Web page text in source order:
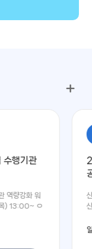
워
ㅇ
홍보 안
2024
산업통상자원부 공고 제2024-308호 2024년 지역산업 균형발전 유공 포상계획 공고 「2024년도 지역산업 균형발전 유공 포상계획」을 다음과 같이 공고하오니 많은 관심과 신청(추천)을 바랍니다.2024년 4월 9일산업통상자원부장관 1. 추진 목적 ㅇ 지역산업진흥, 산업단지발전, 지역균형발전에 기여한 유공자를 발굴·포상하여 관련 종사자의 사기 진작 및 자긍심을 고취하고, 지역산업과 지역균형발전의 중요성에 대한 국민적 공감대 형성 2. 포상 개요 가. 포상부문 : 3개 부문(지역산업진흥, 산업단지발전, 균형발전사업평가) 나. 포상시기 : 3개 부문별 주요행사 시 포상 ㅇ 지역산업진흥 : 대한민국 지방시대 엑스포 행사(’24.10월 말) ㅇ 산업단지발전 : 산업단지의 날 및 대한민국 산업단지 60주년 기념행사(’24.9월 초) ㅇ 균형발전사업평가 : 대한민국 지방시대 엑스포 행사(’24.10월 말) 다. 포상규모(안) : 정부포상 37점, 산업통상자원부장관표창 88점 내외포상부문훈장포장대통령표창국무총리표창장관표창합계지역산업진흥12883554산업단지발전33465066균형발전사업평가 1135합 계45131588125 ※ 정부포상(국무총리표창 이상) 규모는 행정안전부 협의결과에 따라 변동될 수 있음 라. 포상부문별 후보자 요건 부문포상 후보자 요건 지역산업 진흥- 기업의 경영혁신, 첨단산업 등 기술개발(논문, 특허 등), 정부사업 참여 등을 통해 매출 확대, 일자리 창출, 인력 양성 등 지역산업의 경쟁력 강화에 기여한 자 - 기업의 지역투자 확대(신·증설, 지방이전 등)를 통한 생산력 증대, 고용 창출 등 지역경제 활성화 및 투자 제도‧환경 개선을 통한 투자 활성화에 기여한 자 - 지역혁신클러스터 육성, 스마트특성화 사업, 지역협력 혁신성장 사업, 일자리지원 사업 등 정부 사업에 참여하여 성과 창출에 기여한 자 - 지역산업‧균형발전 정책(사업) 수립, 제도 개선, 규제 완화, 지역사업의 발굴·육성, 지역사업 수행 및 지원 등을 통해 지역의 산업진흥 및 균형발전에 기여한 자 - 지역 고유자원을 활용한 사업(산업)화, 창조적 지역사업 및 지역 내‧외 등 산업계‧학계‧연구계‧기관 간 협력 사업 추진 등을 통한 지역의 특화산업 육성에 기여한 자 등산업단지발전- 생산성 향상, 품질·공정개선, 신기술·신소재 개발, 특허 및 기술개발 연구 등으로 산업단지 혁신확산에 기여한 자 - 신성장 동력확보를 위한 공장 신·증설, 설비투자, R&amp;D 투자 등 투자 촉진을 통한 산업단지 활력제고에 기여한 자 - 지속적인 혁신과 신시장 개척 등을 통해 신규 일자리 창출, 고용확대 등 경제효과를 유발하여 산업단지 발전과 지역경제 활력에 기여한 자 등균형발전사업평가- 주민 공동체의 화합 및 발전을 통한 지역사회 활성화와 지역 내 유휴공간을 활용하여 지역사회 가치창출에 기여한 지방자치단체 - 소외계층 등 지역주민의 삶의 질 향상과 소득증대, 생활안정, 산업체 유입, 매출 증대 등 지역경제 활성화에 기여한 지방자치단체 - 양질의 지역 일자리 창출, 지역의 인구감소에 적극 대응하여 지방소멸 방지에 기여한 지방자치단체 3. 심사절차 및 기준 가. 심사절차 ㅇ (접수) 시‧도 지방시대위원회(지방시대지원단)와 한국산업단지공단 지역본부를 통해 신청(추천)서 접수 및 제출서류 검토 후 추천 - 균형발전사업평가 부문은 지방시대위원회(지방시대기획단)을 통해 신청(추천)서 접수 ❖ (지방시대위원회·기획단) 지역균형발전의 효율적 추진을 위하여 지방분권균
일정 :